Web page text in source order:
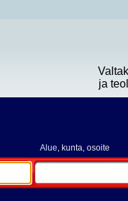
ja
Alue, kunta, osoite